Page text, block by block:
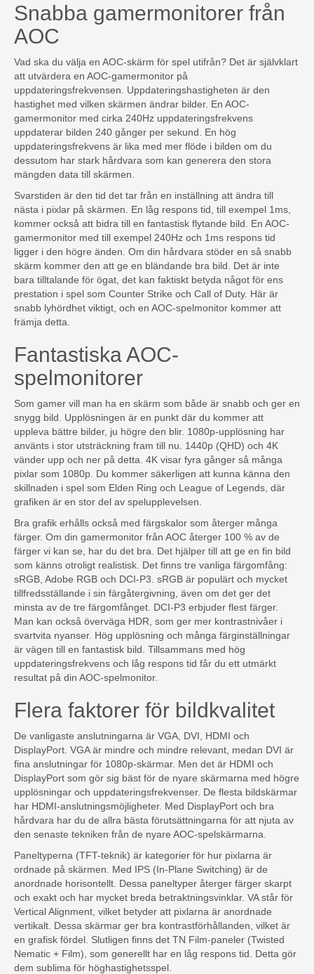
Snabba gamermonitorer från
AOC
Vad ska du välja en AOC-skärm för spel utifrån? Det är självklart
att utvärdera en AOC-gamermonitor på
uppdateringsfrekvensen. Uppdateringshastigheten är den
hastighet med vilken skärmen ändrar bilder. En AOC-
gamermonitor med cirka 240Hz uppdateringsfrekvens
uppdaterar bilden 240 gånger per sekund. En hög
uppdateringsfrekvens är lika med mer flöde i bilden om du
dessutom har stark hårdvara som kan generera den stora
mängden data till skärmen.
Svarstiden är den tid det tar från en inställning att ändra till
nästa i pixlar på skärmen. En låg respons tid, till exempel 1ms,
kommer också att bidra till en fantastisk flytande bild. En AOC-
gamermonitor med till exempel 240Hz och 1ms respons tid
ligger i den högre änden. Om din hårdvara stöder en så snabb
skärm kommer den att ge en bländande bra bild. Det är inte
bara tilltalande för ögat, det kan faktiskt betyda något för ens
prestation i spel som Counter Strike och Call of Duty. Här är
snabb lyhördhet viktigt, och en AOC-spelmonitor kommer att
främja detta.
Fantastiska AOC-
spelmonitorer
Som gamer vill man ha en skärm som både är snabb och ger en
snygg bild. Upplösningen är en punkt där du kommer att
uppleva bättre bilder, ju högre den blir. 1080p-upplösning har
använts i stor utsträckning fram till nu. 1440p (QHD) och 4K
vänder upp och ner på detta. 4K visar fyra gånger så många
pixlar som 1080p. Du kommer säkerligen att kunna känna den
skillnaden i spel som Elden Ring och League of Legends, där
grafiken är en stor del av spelupplevelsen.
Bra grafik erhålls också med färgskalor som återger många
färger. Om din gamermonitor från AOC återger 100 % av de
färger vi kan se, har du det bra. Det hjälper till att ge en fin bild
som känns otroligt realistisk. Det finns tre vanliga färgomfång:
sRGB, Adobe RGB och DCI-P3. sRGB är populärt och mycket
tillfredsställande i sin färgåtergivning, även om det ger det
minsta av de tre färgomfånget. DCI-P3 erbjuder flest färger.
Man kan också överväga HDR, som ger mer kontrastnivåer i
svartvita nyanser. Hög upplösning och många färginställningar
är vägen till en fantastisk bild. Tillsammans med hög
uppdateringsfrekvens och låg respons tid får du ett utmärkt
resultat på din AOC-spelmonitor.
Flera faktorer för bildkvalitet
De vanligaste anslutningarna är VGA, DVI, HDMI och
DisplayPort. VGA är mindre och mindre relevant, medan DVI är
fina anslutningar för 1080p-skärmar. Men det är HDMI och
DisplayPort som gör sig bäst för de nyare skärmarna med högre
upplösningar och uppdateringsfrekvenser. De flesta bildskärmar
har HDMI-anslutningsmöjligheter. Med DisplayPort och bra
hårdvara har du de allra bästa förutsättningarna för att njuta av
den senaste tekniken från de nyare AOC-spelskärmarna.
Paneltyperna (TFT-teknik) är kategorier för hur pixlarna är
ordnade på skärmen. Med IPS (In-Plane Switching) är de
anordnade horisontellt. Dessa paneltyper återger färger skarpt
och exakt och har mycket breda betraktningsvinklar. VA står för
Vertical Alignment, vilket betyder att pixlarna är anordnade
vertikalt. Dessa skärmar ger bra kontrastförhållanden, vilket är
en grafisk fördel. Slutligen finns det TN Film-paneler (Twisted
Nematic + Film), som generellt har en låg respons tid. Detta gör
dem sublima för höghastighetsspel.